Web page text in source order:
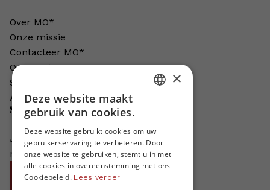
Over MO*
Onze missie
Contacteer MO*
Onze auteurs
Schrijven voor MO*?
Adverteren in MO*
Steun MO*
Je helpt ons groeien. MO* bestaat
niet zonder jouw steun!
ENGLISH
×
Deze website maakt
gebruik van cookies.
Deze website gebruikt cookies om uw
gebruikerservaring te verbeteren. Door
onze website te gebruiken, stemt u in met
alle cookies in overeenstemming met ons
Cookiebeleid. Lees verder